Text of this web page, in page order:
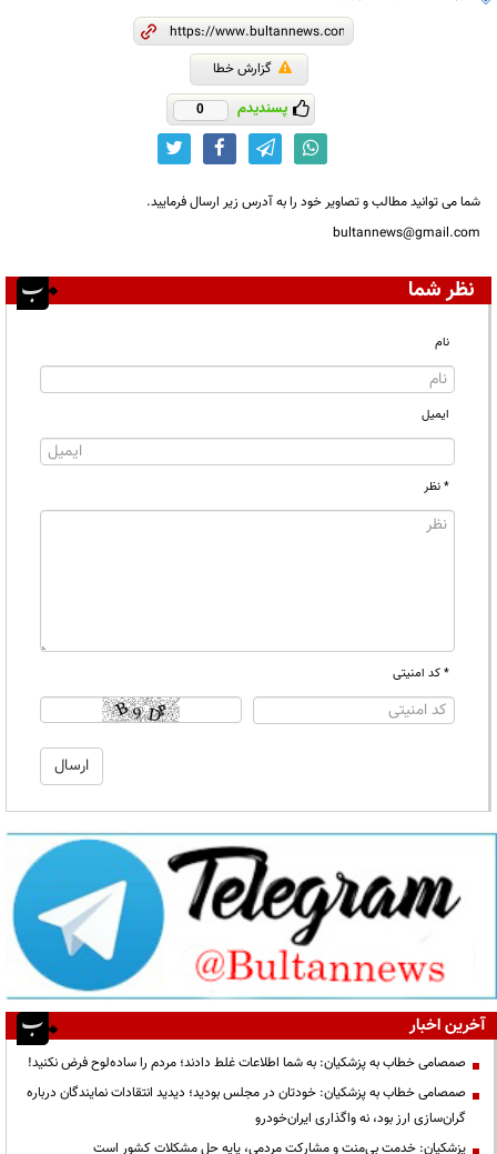
گزارش خطا
پسندیدم 0
شما می توانید مطالب و تصاویر خود را به آدرس زیر ارسال فرمایید.
bultannews@gmail.com
نظر شما
نام
ایمیل
* نظر
* کد امنیتی
آخرین اخبار
صمصامی خطاب به پزشکیان: به شما اطلاعات غلط دادند؛ مردم را ساده‌لوح فرض نکنید!
صمصامی خطاب به پزشکیان: خودتان در مجلس بودید؛ دیدید انتقادات نمایندگان درباره
گران‌سازی ارز بود، نه واگذاری ایران‌خودرو
پزشکیان: خدمت بی‌منت و مشارکت مردمی، پایه حل مشکلات کشور است